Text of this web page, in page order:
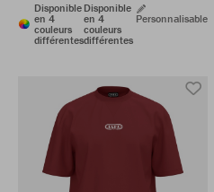
Disponible
en 4
couleurs
différentes
Disponible
en 4
couleurs
différentes
Personnalisable